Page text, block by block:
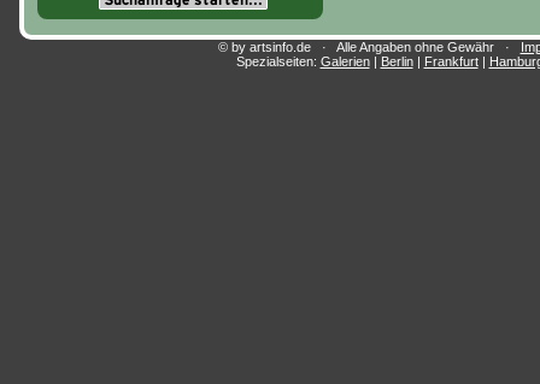
© by artsinfo.de · Alle Angaben ohne Gewähr ·
Spezialseiten: Galerien| Berlin| Frankfurt|